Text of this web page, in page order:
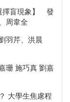
擇盲現象】 發
周韋全
羽芹、洪晨
珊 施巧真 劉嘉
大學生焦慮程